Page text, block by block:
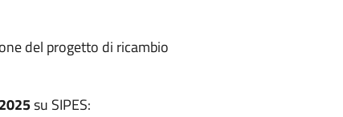
del progetto di ricambio
su SIPES: